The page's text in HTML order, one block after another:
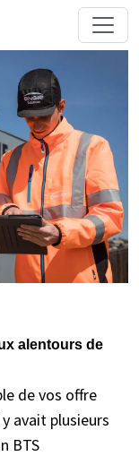
alentours de
de vos offre
avait plusieurs
BTS